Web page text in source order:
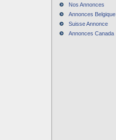
Nos Annonces
Annonces Belgique
Suisse Annonce
Annonces Canada